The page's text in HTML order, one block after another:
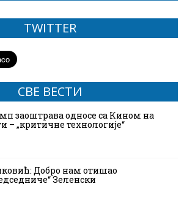
TWITTER
СВЕ ВЕСТИ
заоштрава односе са Кином на
– „критичне технологије“
Добро нам отишао
Зеленски